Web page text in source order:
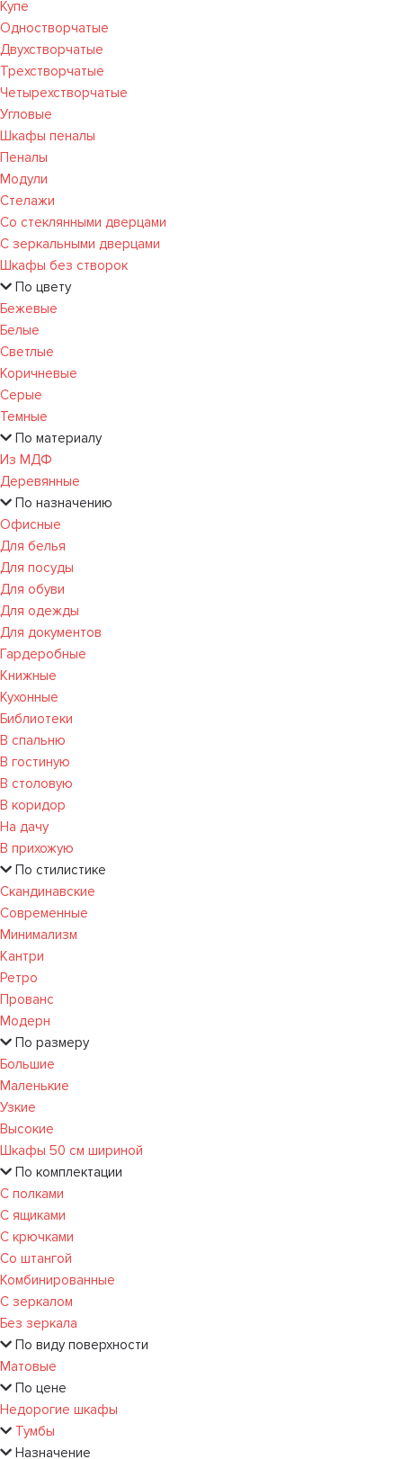
Купе
Одностворчатые
Двухстворчатые
Трехстворчатые
Четырехстворчатые
Угловые
Шкафы пеналы
Пеналы
Модули
Стелажи
Со стеклянными дверцами
С зеркальными дверцами
Шкафы без створок
По цвету
Бежевые
Белые
Светлые
Коричневые
Серые
Темные
По материалу
Из МДФ
Деревянные
По назначению
Офисные
Для белья
Для посуды
Для обуви
Для одежды
Для документов
Гардеробные
Книжные
Кухонные
Библиотеки
В спальню
В гостиную
В столовую
В коридор
На дачу
В прихожую
По стилистике
Скандинавские
Современные
Минимализм
Кантри
Ретро
Прованс
Модерн
По размеру
Большие
Маленькие
Узкие
Высокие
Шкафы 50 см шириной
По комплектации
С полками
С ящиками
С крючками
Со штангой
Комбинированные
С зеркалом
Без зеркала
По виду поверхности
Матовые
По цене
Недорогие шкафы
Тумбы
Назначение